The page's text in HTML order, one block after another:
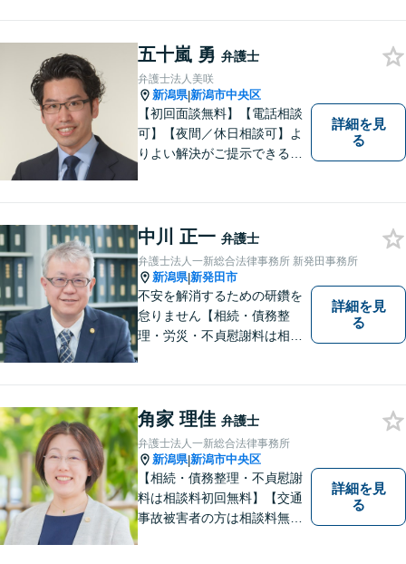
五十嵐 勇 弁護士
弁護士法人美咲
新潟県|新潟市中央区
【初回面談無料】【電話相談
可】【夜間／休日相談可】よ
りよい解決がご提示できるよ
詳細を見
る
中川 正一 弁護士
弁護士法人一新総合法律事務所 新発田事務所
新潟県|新発田市
不安を解消するための研鑽を
怠りません【相続・債務整
理・労災・不貞慰謝料は相談
く）】【土曜相談可】
詳細を見
る
角家 理佳 弁護士
弁護士法人一新総合法律事務所
新潟県|新潟市中央区
【相続・債務整理・不貞慰謝
料は相談料初回無料】【交通
事故被害者の方は相談料無料
詳細を見
る